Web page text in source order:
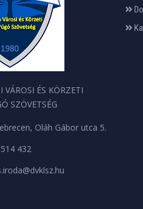
VÁROSI ÉS KÖRZETI
SZÖVETSÉG
Oláh Gábor utca 5.
432